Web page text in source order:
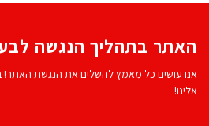
האתר בתהליך הנגשה
אנו עושים כל מאמץ להשלים את הנגשת האתר!
אלינו!